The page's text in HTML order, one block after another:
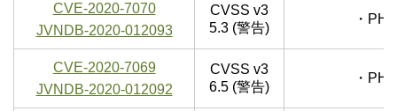
CVE-2020-7070
JVNDB-2020-012093
CVSS v3
5.3 (警告)
・
CVE-2020-7069
JVNDB-2020-012092
CVSS v3
6.5 (警告)
・